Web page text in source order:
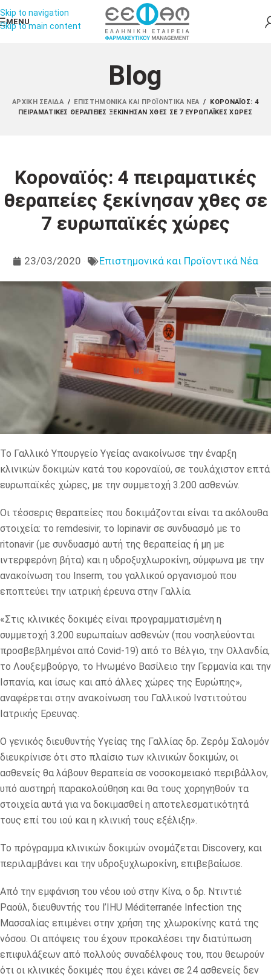
Skip to navigation
Skip to main content
MENU
Blog
ΑΡΧΙΚΉ ΣΕΛΊΔΑ / ΕΠΙΣΤΗΜΟΝΙΚΆ ΚΑΙ ΠΡΟΪΟΝΤΙΚΆ ΝΈΑ /
ΚΟΡΟΝΑΪΌΣ: 4
ΠΕΙΡΑΜΑΤΙΚΈΣ ΘΕΡΑΠΕΊΕΣ ΞΕΚΊΝΗΣΑΝ ΧΘΕΣ ΣΕ 7 ΕΥΡΩΠΑΪΚΈΣ ΧΏΡΕΣ
Κοροναϊός: 4 πειραματικές
θεραπείες ξεκίνησαν χθες σε
7 ευρωπαϊκές χώρες
23/03/2020 Επιστημονικά και Προϊοντικά Νέα
Το Γαλλικό Υπουργείο Υγείας ανακοίνωσε την έναρξη
κλινικών δοκιμών κατά του κοροναϊού, σε τουλάχιστον επτά
ευρωπαϊκές χώρες, με την συμμετοχή 3.200 ασθενών.
Οι τέσσερις θεραπείες που δοκιμάζονται είναι τα ακόλουθα
στοιχεία: το remdesivir, το lopinavir σε συνδυασμό με το
ritonavir (με συνδυασμό αυτή της θεραπείας ή μη με
ιντερφερόνη βήτα) και η υδροξυχλωροκίνη, σύμφωνα με την
ανακοίνωση του Inserm, του γαλλικού οργανισμού που
εποπτεύει την ιατρική έρευνα στην Γαλλία.
«Στις κλινικές δοκιμές είναι προγραμματισμένη η
συμμετοχή 3.200 ευρωπαίων ασθενών (που νοσηλεύονται
προσβεβλημένοι από Covid-19) από το Βέλγιο, την Ολλανδία,
το Λουξεμβούργο, το Ηνωμένο Βασίλειο την Γερμανία και την
Ισπανία, και ίσως και από άλλες χώρες της Ευρώπης»,
αναφέρεται στην ανακοίνωση του Γαλλικού Ινστιτούτου
Ιατρικής Ερευνας.
Ο γενικός διευθυντής Υγείας της Γαλλίας δρ. Ζερόμ Σαλομόν
διευκρίνισε ότι στο πλαίσιο των κλινικών δοκιμών, οι
ασθενείς θα λάβουν θεραπεία σε νοσοκομειακό περιβάλλον,
υπό αυστηρή παρακολούθηση και θα τους χορηγηθούν τα
στοιχεία αυτά για να δοκιμασθεί η αποτελεσματικότητά
τους επί του ιού και η κλινική τους εξέλιξη».
Το πρόγραμμα κλινικών δοκιμών ονομάζεται Discovery, και
περιλαμβάνει και την υδροξυχλωροκίνη, επιβεβαίωσε.
Από την εμφάνιση του νέου ιού στην Κίνα, ο δρ. Ντιντιέ
Ραούλ, διευθυντής του l’IHU Méditerranée Infection της
Μασσαλίας επιμένει στην χρήση της χλωροκίνης κατά της
νόσου. Οι απόψεις του έχουν προκαλέσει την διατύπωση
επιφυλάξεων από πολλούς συναδέλφους του, που θεωρούν
ότι οι κλινικές δοκιμές που έχει κάνει σε 24 ασθενείς δεν